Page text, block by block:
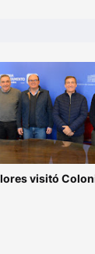
visitó